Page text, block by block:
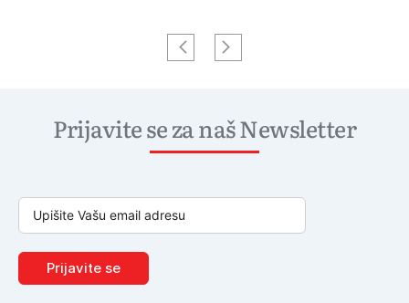
Prijavite se za naš Newsletter
Prijavite se